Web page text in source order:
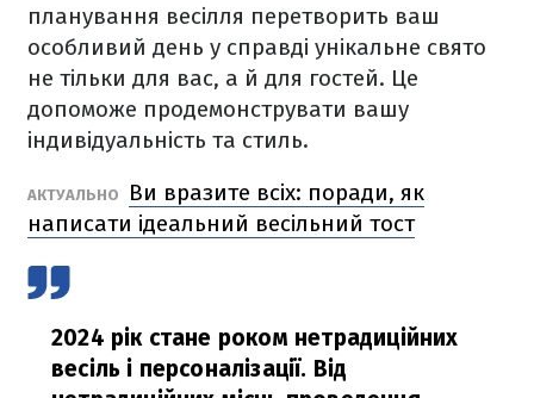
планування весілля перетворить ваш
особливий день у справді унікальне свято
не тільки для вас, а й для гостей. Це
допоможе продемонструвати вашу
індивідуальність та стиль.
АКТУАЛЬНО
Ви вразите всіх: поради, як
написати ідеальний весільний тост
2024 рік стане роком нетрадиційних
весіль і персоналізації. Від